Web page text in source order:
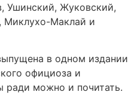
Ушинский, Жуковский,
Миклухо-Маклай и
в одном издании
официоза и
ради можно и почитать.